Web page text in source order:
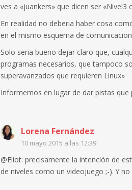
ves a «juankers» que dicen ser «Nivel3
En realidad no deberia haber cosa
en el mismo esquema de
Solo seria bueno dejar claro que,
programas necesarios, que tampoco
superavanzados que requieren Linux»
Informemos en lugar de dar pistas
Lorena Fernández
10 mayo 2015 a las 12:39
@Eliot: precisamente la intención de
de niveles como un videojuego ;-). Y